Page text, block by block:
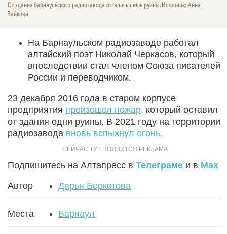
От здания барнаульского радиозавода остались лишь руины. Источник: Анна
Зайкова
На Барнаульском радиозаводе работал
алтайский поэт Николай Черкасов, который
впоследствии стал членом Cоюза писателей
России и переводчиком.
23 декабря 2016 года в старом корпусе
предприятия произошел пожар, который оставил
от здания одни руины. В 2021 году на территории
радиозавода вновь вспыхнул огонь.
Подпишитесь на Алтапресс в Телеграме и в Max
Автор Дарья Беркетова
Места Барнаул